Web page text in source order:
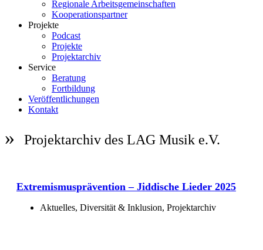
Regionale Arbeitsgemeinschaften
Kooperationspartner
Projekte
Podcast
Projekte
Projektarchiv
Service
Beratung
Fortbildung
Veröffentlichungen
Kontakt
Projektarchiv des LAG Musik e.V.
Extremismusprävention – Jiddische Lieder 2025
Aktuelles, Diversität & Inklusion, Projektarchiv